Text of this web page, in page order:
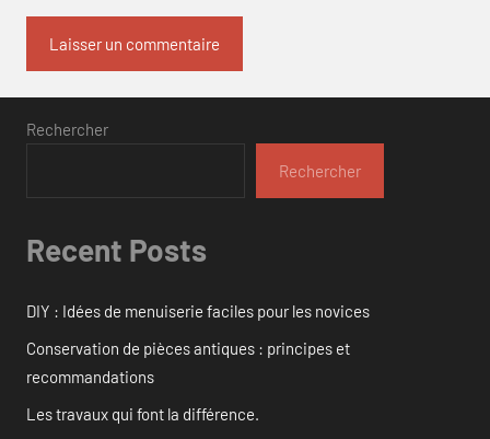
Rechercher
Rechercher
Recent Posts
DIY : Idées de menuiserie faciles pour les novices
Conservation de pièces antiques : principes et
recommandations
Les travaux qui font la différence.